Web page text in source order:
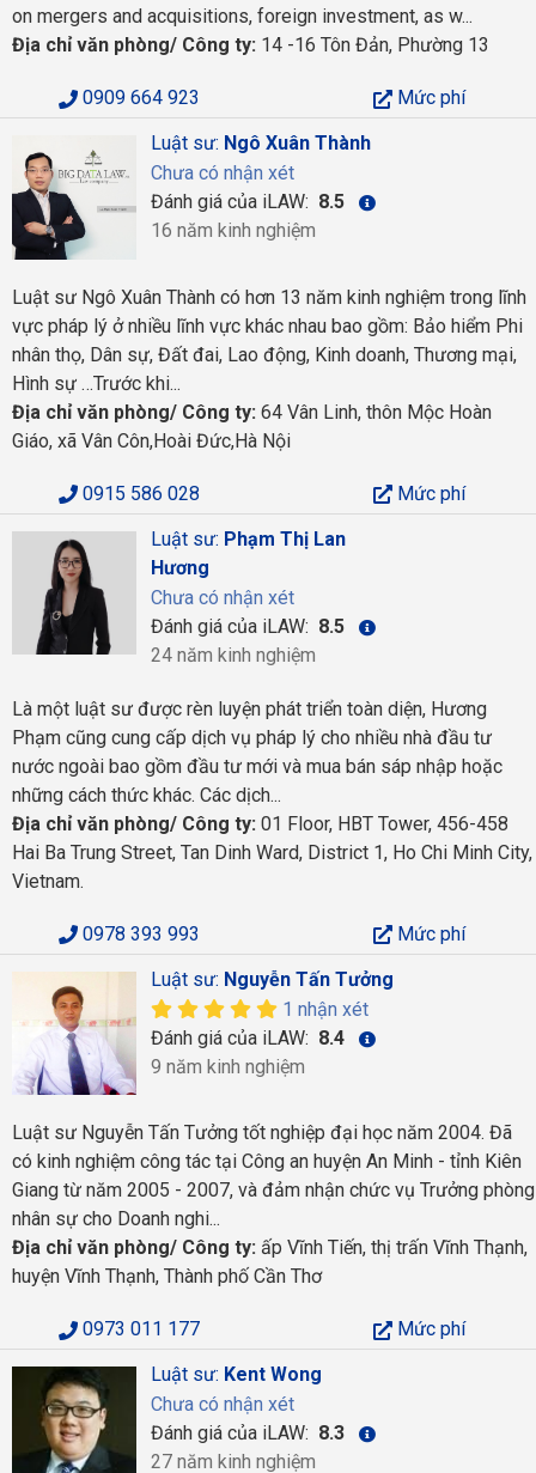
on mergers and acquisitions, foreign investment, as w...
Địa chỉ văn phòng/ Công ty: 14 -16 Tôn Đản, Phường 13
0909 664 923
Mức phí
Luật sư: Ngô Xuân Thành
Chưa có nhận xét
Đánh giá của iLAW: 8.5
16 năm kinh nghiệm
Luật sư Ngô Xuân Thành có hơn 13 năm kinh nghiệm trong lĩnh
vực pháp lý ở nhiều lĩnh vực khác nhau bao gồm: Bảo hiểm Phi
nhân thọ, Dân sự, Đất đai, Lao động, Kinh doanh, Thương mại,
Hình sự …Trước khi...
Địa chỉ văn phòng/ Công ty: 64 Vân Linh, thôn Mộc Hoàn
Giáo, xã Vân Côn,Hoài Đức,Hà Nội
0915 586 028
Mức phí
Luật sư: Phạm Thị Lan
Hương
Chưa có nhận xét
Đánh giá của iLAW: 8.5
24 năm kinh nghiệm
Là một luật sư được rèn luyện phát triển toàn diện, Hương
Phạm cũng cung cấp dịch vụ pháp lý cho nhiều nhà đầu tư
nước ngoài bao gồm đầu tư mới và mua bán sáp nhập hoặc
những cách thức khác. Các dịch...
Địa chỉ văn phòng/ Công ty: 01 Floor, HBT Tower, 456-458
Hai Ba Trung Street, Tan Dinh Ward, District 1, Ho Chi Minh City,
Vietnam.
0978 393 993
Mức phí
Luật sư: Nguyễn Tấn Tưởng
1 nhận xét
Đánh giá của iLAW: 8.4
9 năm kinh nghiệm
Luật sư Nguyễn Tấn Tưởng tốt nghiệp đại học năm 2004. Đã
có kinh nghiệm công tác tại Công an huyện An Minh - tỉnh Kiên
Giang từ năm 2005 - 2007, và đảm nhận chức vụ Trưởng phòng
nhân sự cho Doanh nghi...
Địa chỉ văn phòng/ Công ty: ấp Vĩnh Tiến, thị trấn Vĩnh Thạnh,
huyện Vĩnh Thạnh, Thành phố Cần Thơ
0973 011 177
Mức phí
Luật sư: Kent Wong
Chưa có nhận xét
Đánh giá của iLAW: 8.3
27 năm kinh nghiệm